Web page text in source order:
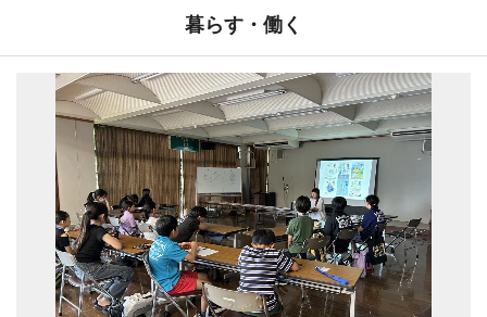
暮らす・働く